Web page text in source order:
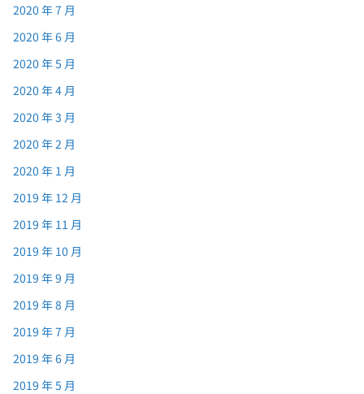
2020 年 7 月
2020 年 6 月
2020 年 5 月
2020 年 4 月
2020 年 3 月
2020 年 2 月
2020 年 1 月
2019 年 12 月
2019 年 11 月
2019 年 10 月
2019 年 9 月
2019 年 8 月
2019 年 7 月
2019 年 6 月
2019 年 5 月